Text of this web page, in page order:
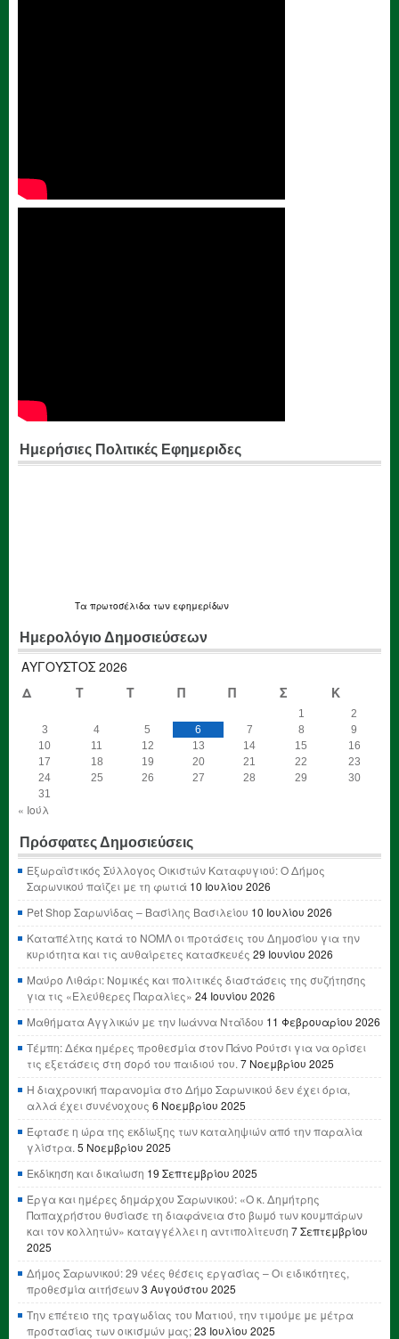
Ημερήσιες Πολιτικές Εφημεριδες
Τα πρωτοσέλιδα των εφημερίδων
Ημερολόγιο Δημοσιεύσεων
ΑΎΓΟΥΣΤΟΣ 2026
Δ
Τ Τ Π Π Σ Κ
1
2
3
4 5 6 7 8
9
10
11 12 13 14 15
16
17
18 19 20 21 22
23
24
25 26 27 28 29
30
31
« Ιούλ
Πρόσφατες Δημοσιεύσεις
Εξωραϊστικός Σύλλογος Οικιστών Καταφυγιού: Ο Δήμος
Σαρωνικού παίζει με τη φωτιά 10 Ιουλίου 2026
Pet Shop Σαρωνίδας – Βασίλης Βασιλείου 10 Ιουλίου 2026
Καταπέλτης κατά το ΝΟΜΛ οι προτάσεις του Δημοσίου για την
κυριότητα και τις αυθαίρετες κατασκευές 29 Ιουνίου 2026
Μαύρο Λιθάρι: Νομικές και πολιτικές διαστάσεις της συζήτησης
για τις «Ελεύθερες Παραλίες» 24 Ιουνίου 2026
Μαθήματα Αγγλικών με την Ιωάννα Νταΐδου 11 Φεβρουαρίου 2026
Τέμπη: Δέκα ημέρες προθεσμία στον Πάνο Ρούτσι για να ορίσει
τις εξετάσεις στη σορό του παιδιού του. 7 Νοεμβρίου 2025
Η διαχρονική παρανομία στο Δήμο Σαρωνικού δεν έχει όρια,
αλλά έχει συνένοχους 6 Νοεμβρίου 2025
Έφτασε η ώρα της εκδίωξης των καταληψιών από την παραλία
γλίστρα. 5 Νοεμβρίου 2025
Εκδίκηση και δικαίωση 19 Σεπτεμβρίου 2025
Έργα και ημέρες δημάρχου Σαρωνικού: «Ο κ. Δημήτρης
Παπαχρήστου θυσίασε τη διαφάνεια στο βωμό των κουμπάρων
και τον κολλητών» καταγγέλλει η αντιπολίτευση 7 Σεπτεμβρίου
2025
Δήμος Σαρωνικού: 29 νέες θέσεις εργασίας – Οι ειδικότητες,
προθεσμία αιτήσεων3 Αυγούστου 2025
Την επέτειο της τραγωδίας του Ματιού, την τιμούμε με μέτρα
προστασίας των οικισμών μας;23 Ιουλίου 2025